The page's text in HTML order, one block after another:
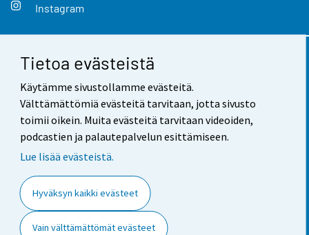
Tietoa evästeistä
Käytämme sivustollamme evästeitä.
Välttämättömiä evästeitä tarvitaan, jotta sivusto
toimii oikein. Muita evästeitä tarvitaan videoiden,
podcastien ja palautepalvelun esittämiseen.
Lue lisää evästeistä.
Hyväksyn kaikki evästeet
Vain välttämättömät evästeet
Instagram
Yhteystiedot
Palaute
Käyttöehdot
Saavutettavuus
Tietoa sivustosta
Evästeasetukset